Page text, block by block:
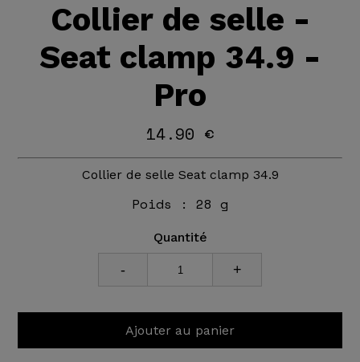
Collier de selle -
Seat clamp 34.9 -
Pro
14.90 €
Collier de selle Seat clamp 34.9
Poids : 28 g
Quantité
- +
Ajouter au panier